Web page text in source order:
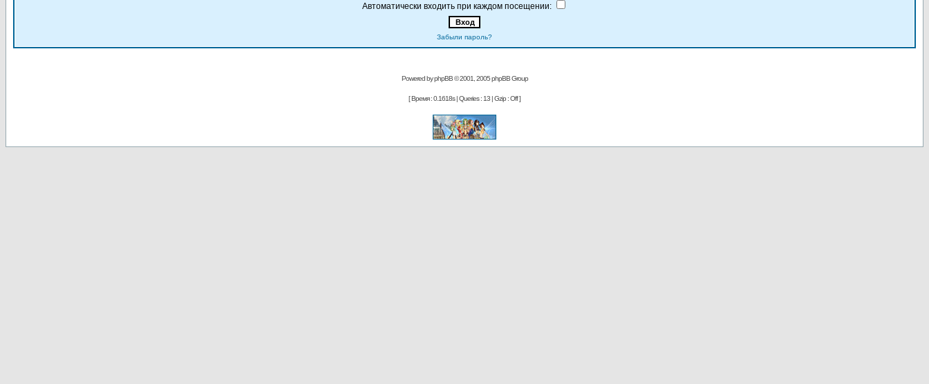
Автоматически входить при каждом посещении:
Забыли пароль?
Powered byphpBB© 2001, 2005 phpBB Group
[ Время : 0.1618s | Queries : 13 | Gzip : Off ]